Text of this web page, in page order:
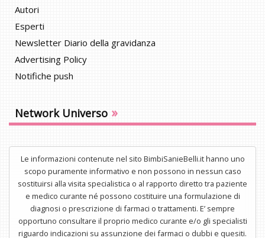
Autori
Esperti
Newsletter Diario della gravidanza
Advertising Policy
Notifiche push
Network Universo »
Le informazioni contenute nel sito BimbiSanieBelli.it hanno uno
scopo puramente informativo e non possono in nessun caso
sostituirsi alla visita specialistica o al rapporto diretto tra paziente
e medico curante né possono costituire una formulazione di
diagnosi o prescrizione di farmaci o trattamenti. E’ sempre
opportuno consultare il proprio medico curante e/o gli specialisti
riguardo indicazioni su assunzione dei farmaci o dubbi e quesiti.